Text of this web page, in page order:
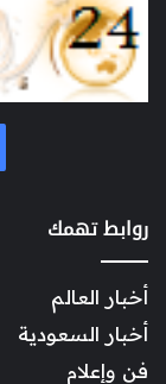
روابط تهمك
أخبار العالم
أخبار السعودية
فن وإعلام